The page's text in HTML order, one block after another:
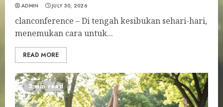
ADMIN JULY 30, 2026
clanconference – Di tengah kesibukan sehari-hari,
menemukan cara untuk...
READ MORE
3 min read